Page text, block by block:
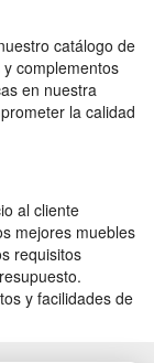
catálogo de
complementos
en nuestra
la calidad
al cliente
mejores muebles
requisitos
y facilidades de